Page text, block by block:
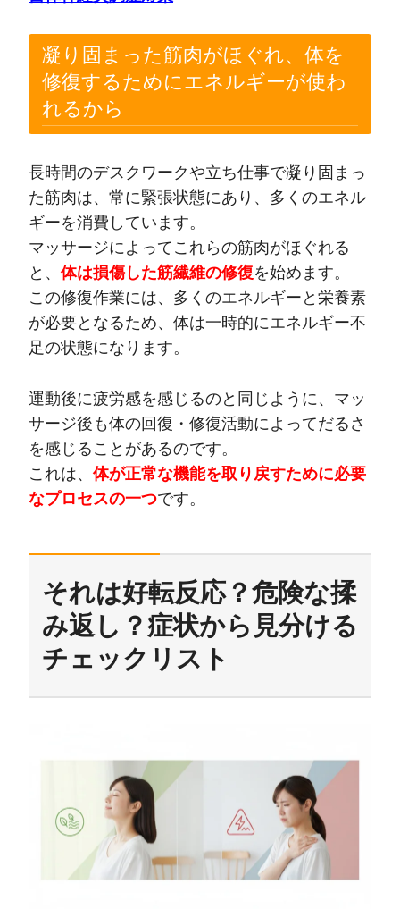
凝り固まった筋肉がほぐれ、体を
修復するためにエネルギーが使わ
れるから
長時間のデスクワークや立ち仕事で凝り固まっ
た筋肉は、常に緊張状態にあり、多くのエネル
ギーを消費しています。
マッサージによってこれらの筋肉がほぐれる
と、 体は損傷した筋繊維の修復を始めます。
この修復作業には、多くのエネルギーと栄養素
が必要となるため、体は一時的にエネルギー不
足の状態になります。
運動後に疲労感を感じるのと同じように、マッ
サージ後も体の回復・修復活動によってだるさ
を感じることがあるのです。
これは、 体が正常な機能を取り戻すために必要
なプロセスの一つです。
それは好転反応？危険な揉
み返し？症状から見分ける
チェックリスト